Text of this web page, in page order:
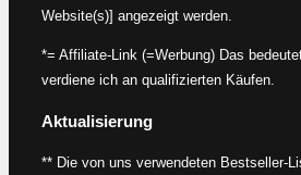
Website(s)] angezeigt werden.
*= Affiliate-Link (=Werbung) Das
verdiene ich an qualifizierten Käufen.
Aktualisierung
** Die von uns verwendeten Bestseller-